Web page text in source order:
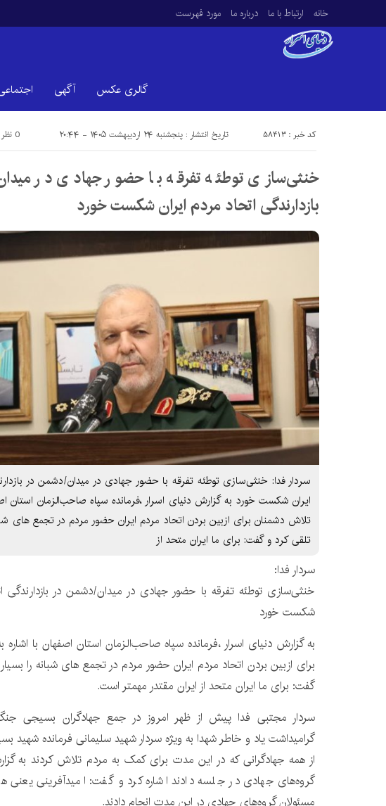
خانه ارتباط با ما درباره ما مورد فهرست
گالری عکس آگهی
تاریخ انتشار : پنجشنبه ۲۴ اردیبهشت ۱۴۰۵ - ۲۰:۴۴ کد خبر : 58413 0 نظر
خنثی‌سازی توطئه تفرقه با حضور جهادی در
بازدارندگی اتحاد مردم ایران شکست خورد
سردار فدا: خنثی‌سازی توطئه تفرقه با حضور جهادی در میدان/دشمن در
ایران شکست خورد به گزارش دنیای اسرار ،فرمانده سپاه صاحب‌الزمان استان
تلاش دشمنان برای ازبین بردن اتحاد مردم ایران حضور مردم در تجمع های
تلقی کرد و گفت: برای ما ایران متحد از
سردار فدا:
خنثی‌سازی توطئه تفرقه با حضور جهادی در میدان/دشمن در بازدارندگی
شکست خورد
به گزارش دنیای اسرار ،فرمانده سپاه صاحب‌الزمان استان اصفهان با
برای ازبین بردن اتحاد مردم ایران حضور مردم در تجمع های شبانه را
گفت: برای ما ایران متحد از ایران مقتدر مهمتر است.
سردار مجتبی فدا پیش از ظهر امروز در جمع جهادگران بسیجی
گرامیداشت یاد و خاطر شهدا به ویژه سردار شهید سلیمانی فرمانده شهید
از همه جهادگرانی که در این مدت برای کمک به مردم تلاش کردند به
گروه‌های جهادی در جلسه دادند اشاره کرد و گفت: امیدآفرینی یعنی
مسئولان گروه‌های جهادی در این مدت انجام دادند.